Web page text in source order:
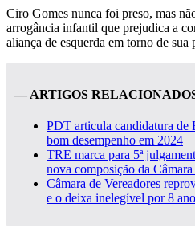
Ciro Gomes nunca foi preso, mas
arrogância infantil que prejudica a
aliança de esquerda em torno de sua
— ARTIGOS
PDT articula candidatura de
bom desempenho em 2024
TRE marca para 5ª
nova composição da
Câmara de Vereadores
e o deixa inelegível por 8